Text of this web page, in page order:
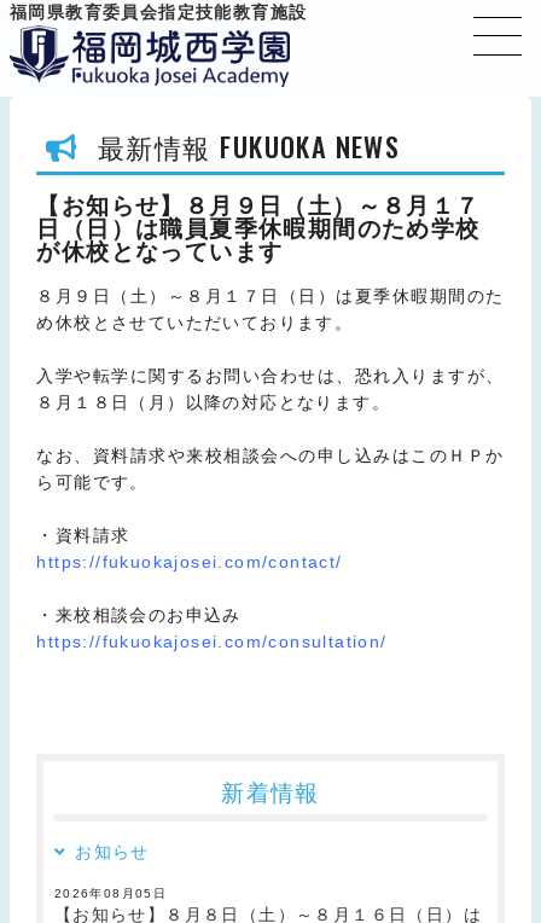
福岡県教育委員会指定技能教育施設
最新情報 FUKUOKA NEWS
【お知らせ】８月９日（土）～８月１７
日（日）は職員夏季休暇期間のため学校
が休校となっています
８月９日（土）～８月１７日（日）は夏季休暇期間のた
め休校とさせていただいております。
入学や転学に関するお問い合わせは、恐れ入りますが、
８月１８日（月）以降の対応となります。
なお、資料請求や来校相談会への申し込みはこのＨＰか
ら可能です。
・資料請求
https://fukuokajosei.com/contact/
・来校相談会のお申込み
https://fukuokajosei.com/consultation/
新着情報
お知らせ
2026年08月05日
【お知らせ】８月８日（土）～８月１６日（日）は